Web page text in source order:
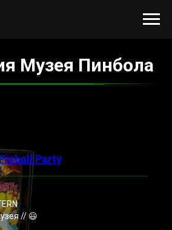
Музея Пинбола
Party
// 😃